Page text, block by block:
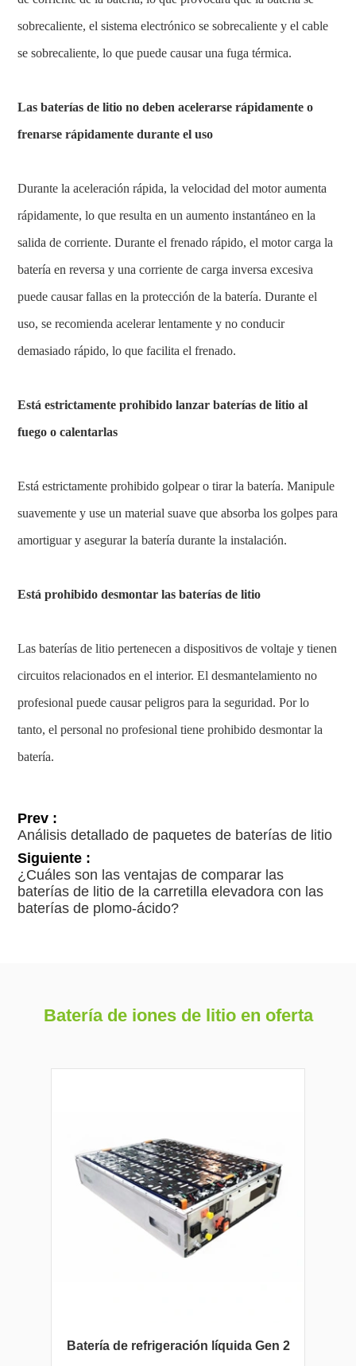
sobrecaliente, el sistema electrónico se sobrecaliente y el cable
se sobrecaliente, lo que puede causar una fuga térmica.
Las baterías de litio no deben acelerarse rápidamente o
frenarse rápidamente durante el uso
Durante la aceleración rápida, la velocidad del motor aumenta
rápidamente, lo que resulta en un aumento instantáneo en la
salida de corriente. Durante el frenado rápido, el motor carga la
batería en reversa y una corriente de carga inversa excesiva
puede causar fallas en la protección de la batería. Durante el
uso, se recomienda acelerar lentamente y no conducir
demasiado rápido, lo que facilita el frenado.
Está estrictamente prohibido lanzar baterías de litio al
fuego o calentarlas
Está estrictamente prohibido golpear o tirar la batería. Manipule
suavemente y use un material suave que absorba los golpes para
amortiguar y asegurar la batería durante la instalación.
Está prohibido desmontar las baterías de litio
Las baterías de litio pertenecen a dispositivos de voltaje y tienen
circuitos relacionados en el interior. El desmantelamiento no
profesional puede causar peligros para la seguridad. Por lo
tanto, el personal no profesional tiene prohibido desmontar la
batería.
Prev :
Análisis detallado de paquetes de baterías de litio
Siguiente :
¿Cuáles son las ventajas de comparar las
baterías de litio de la carretilla elevadora con las
baterías de plomo-ácido?
Batería de iones de litio en oferta
Batería de refrigeración líquida Gen 2